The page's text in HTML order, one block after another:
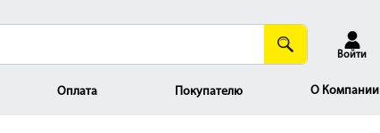
Войти
Оплата Покупателю О Компании